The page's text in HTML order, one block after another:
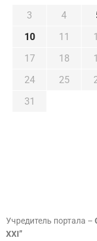
3
4
10
11
17
18
24
25
31
Учредитель портала –
XXI”